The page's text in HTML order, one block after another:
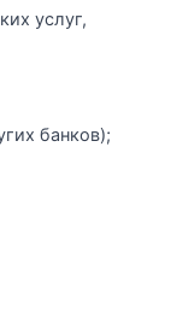
услуг,
банков);